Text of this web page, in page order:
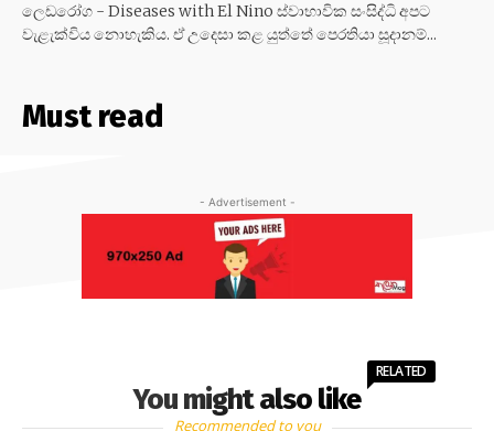
ලෙඩරෝග - Diseases with El Nino ස්වාභාවික සංසිද්ධි අපට
වැළැක්විය නොහැකිය. ඒ උදෙසා කළ යුත්තේ පෙරතියා සූදානම්...
Must read
- Advertisement -
You might also like
RELATED
Recommended to you